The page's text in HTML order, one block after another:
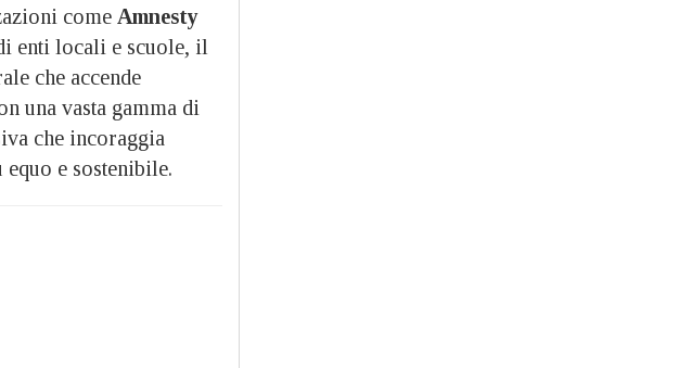
come Amnesty
enti locali e scuole, il
che accende
una vasta gamma di
che incoraggia
e sostenibile.